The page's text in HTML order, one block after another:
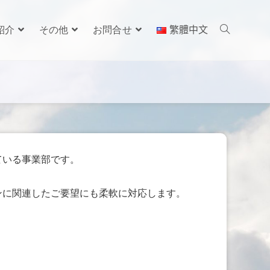
介 その他 お問合せ 繁體中文
る事業部です。
関連したご要望にも柔軟に対応します。